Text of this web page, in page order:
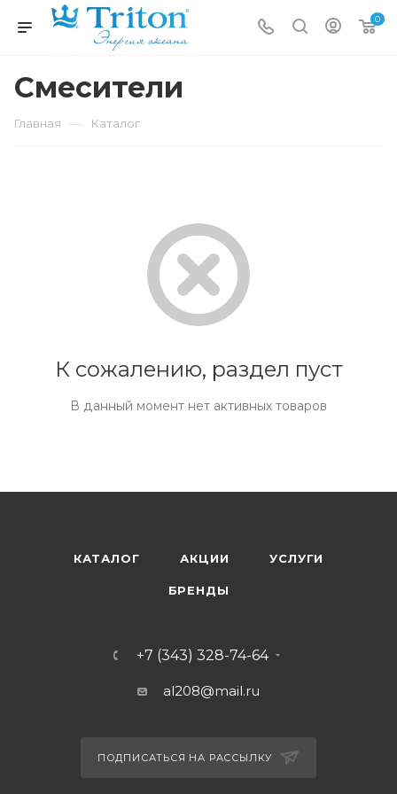
0
Смесители
Главная — Каталог
К сожалению, раздел пуст
В данный момент нет активных товаров
КАТАЛОГ АКЦИИ УСЛУГИ
БРЕНДЫ
+7 (343) 328-74-64
al208@mail.ru
ПОДПИСАТЬСЯ НА РАССЫЛКУ